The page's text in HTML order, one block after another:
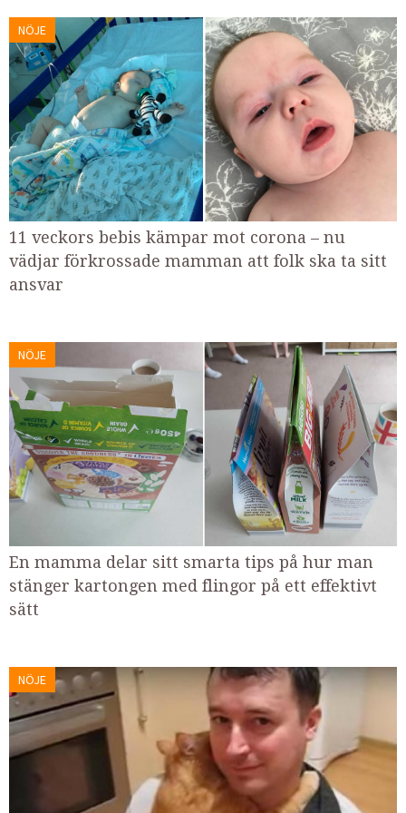
NÖJE
11 veckors bebis kämpar mot corona – nu
vädjar förkrossade mamman att folk ska ta sitt
ansvar
NÖJE
En mamma delar sitt smarta tips på hur man
stänger kartongen med flingor på ett effektivt
sätt
NÖJE